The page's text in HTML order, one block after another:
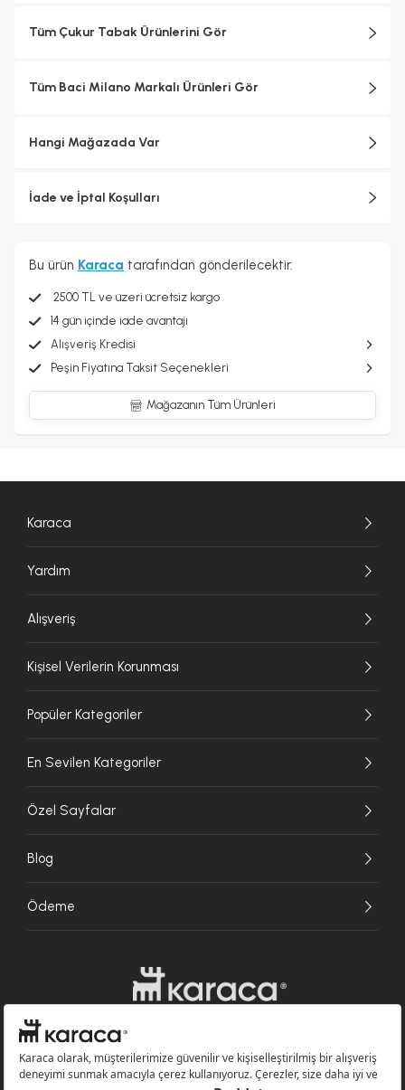
tahtalarından fincanlara kadar geniş bir ürün
canlılığını yansıttığı seçenekler sunar. Hem
alanlarınıza benzersiz bir cazibe ve zarafet katar.
Tüm Çukur Tabak Ürünlerini Gör
Tüm Baci Milano Markalı Ürünleri Gör
Hangi Mağazada Var
İade ve İptal Koşulları
Bu ürün Karaca tarafından gönderilecektir.
2500 TL ve üzeri ücretsiz kargo
14 gün içinde iade avantajı
Alışveriş Kredisi
Peşin Fiyatına Taksit Seçenekleri
Mağazanın Tüm Ürünleri
Karaca
Yardım
Alışveriş
Kişisel Verilerin Korunması
Popüler Kategoriler
En Sevilen Kategoriler
Özel Sayfalar
Blog
Ödeme